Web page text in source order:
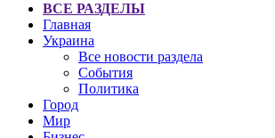
ВСЕ РАЗДЕЛЫ
Главная
Украина
Все новости раздела
События
Политика
Город
Мир